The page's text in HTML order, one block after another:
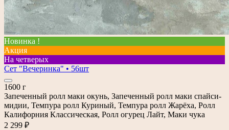
Новинка !
Акция
На четверых
Сет "Вечеринка" • 56шт
1600 г
Запеченный ролл маки окунь, Запеченный ролл маки спайси-
мидии, Темпура ролл Куриный, Темпура ролл Жарёха, Ролл
Калифорния Классическая, Ролл огурец Лайт, Маки чука
2 299 ₽